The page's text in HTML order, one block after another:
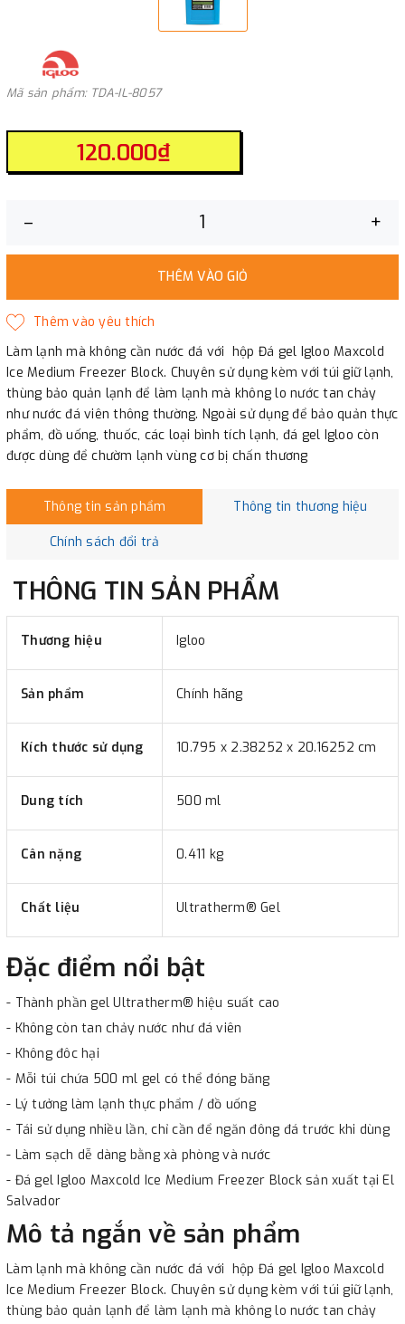
Mã sản phẩm: TDA-IL-8057
120.000₫
– +
THÊM VÀO GIỎ
Làm lạnh mà không cần nước đá với hộp Đá gel Igloo Maxcold
Ice Medium Freezer Block. Chuyên sử dụng kèm với túi giữ lạnh,
thùng bảo quản lạnh để làm lạnh mà không lo nước tan chảy
như nước đá viên thông thường. Ngoài sử dụng để bảo quản thực
phẩm, đồ uống, thuốc, các loại bình tích lạnh, đá gel Igloo còn
được dùng để chườm lạnh vùng cơ bị chấn thương
Thông tin sản phẩm Thông tin thương hiệu
Chính sách đổi trả
THÔNG TIN SẢN PHẨM
Thương hiệu Igloo
Sản phẩm Chính hãng
Kích thước sử dụng 10.795 x 2.38252 x 20.16252 cm
Dung tích 500 ml
Cân nặng 0.411 kg
Chất liệu Ultratherm® Gel
Đặc điểm nổi bật
- Thành phần gel Ultratherm® hiệu suất cao
- Không còn tan chảy nước như đá viên
- Không đôc hại
- Mỗi túi chứa 500 ml gel có thể đóng băng
- Lý tưởng làm lạnh thực phẩm / đồ uống
- Tái sử dụng nhiều lần, chỉ cần để ngăn đông đá trước khi dùng
- Làm sạch dễ dàng bằng xà phòng và nước
- Đá gel Igloo Maxcold Ice Medium Freezer Block sản xuất tại El
Salvador
Mô tả ngắn về sản phẩm
Làm lạnh mà không cần nước đá với hộp Đá gel Igloo Maxcold
Ice Medium Freezer Block. Chuyên sử dụng kèm với túi giữ lạnh,
thùng bảo quản lạnh để làm lạnh mà không lo nước tan chảy